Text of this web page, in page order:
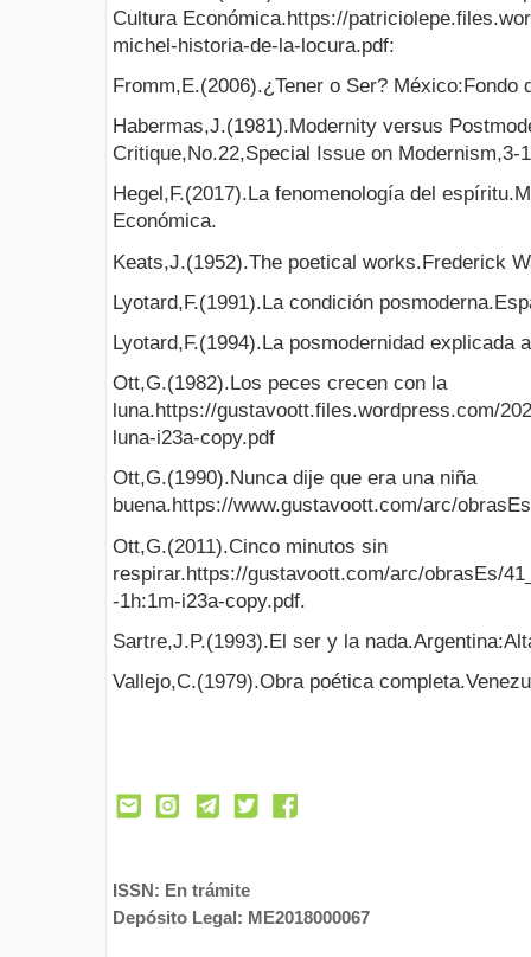
Cultura Económica.https://
michel-historia-de-la-locura.pdf:
Fromm,E.(2006).¿Tener o Ser? México:Fondo
Habermas,J.(1981).Modernity versus
Critique,No.22,Special Issue on Modernism,3-
Hegel,F.(2017).La fenomenología del
Económica.
Keats,J.(1952).The poetical works.Frederick
Lyotard,F.(1991).La condición
Lyotard,F.(1994).La posmodernidad explicada
Ott,G.(1982).Los peces crecen con la
luna.https://gustavoott.files.wordpress.com/
luna-i23a-copy.pdf
Ott,G.(1990).Nunca dije que era una niña
buena.https://www.gustavoott.com/arc/
Ott,G.(2011).Cinco minutos sin
respirar.https://gustavoott.com/arc/obrasEs/
-1h:1m-i23a-copy.pdf.
Sartre,J.P.(1993).El ser y la
Vallejo,C.(1979).Obra poética
ISSN: En trámite
Depósito Legal: ME2018000067